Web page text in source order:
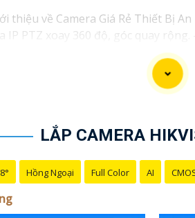
thiệu về Camera Giá Rẻ Thiết Bị
IP PTZ xoay 360 độ, góc quay
hợp để theo dõi khoảng cách xa.
Camera IP công nghệ H.265+ tiết
va đập. - Hồng ngoại ban
với nhu cầu sử dụng và không
LẮP CAMERA
Hồng Ngoại Full Color AI